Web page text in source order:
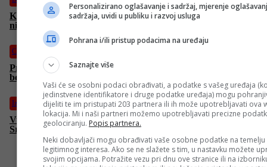
Kovačević pjeni zbog odluke Ustavnog suda BiH: “Nema ovdje
ni ‘v’ ni ‘p’, samo ‘vp’! Schmidt nelegalan i nelegitiman”
Crna hronika
Prizor iz Tuzle koji slama srca: Dok sve gori, čovjek
bespomoćno gleda kroz prozor…
Izdvojeno
Vučić: “Upućujem saučešće porodicama stradalih u Tuzli,
Srbija je spremna pomoći”
Personalizirano oglašavanje i sadržaj, mjerenje
sadržaja, uvidi u publiku i razvoj usluga
Pohrana i/ili pristup podacima na uređaju
Saznajte više
Vaši će se osobni podaci obrađivati, a podatke s vašeg uređaja
jedinstvene identifikatore i druge podatke uređaja) mogu
dijeliti te im pristupati 203 partnera ili ih može upotrebljavati ova
lokacija. Mi i naši partneri možemo upotrebljavati precizne
geolociranju. Popis partnera.
Neki dobavljači mogu obrađivati vaše osobne podatke na temelju
legitimnog interesa. Ako se ne slažete s tim, u nastavku možete
svojim opcijama. Potražite vezu pri dnu ove stranice ili na